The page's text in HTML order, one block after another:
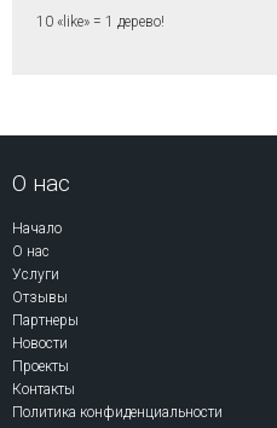
10 «like» = 1 дерево!
О нас
Начало
О нас
Услуги
Отзывы
Партнеры
Новости
Проекты
Контакты
Политика конфиденциальности